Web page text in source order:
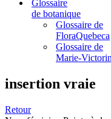
Glossaire
de botanique
Glossaire de
FloraQuebeca
Glossaire de
Marie-Victorin
insertion vraie
Retour